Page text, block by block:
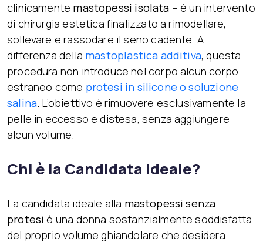
clinicamente mastopessi isolata – è un intervento
di chirurgia estetica finalizzato a rimodellare,
sollevare e rassodare il seno cadente. A
differenza della mastoplastica additiva, questa
procedura non introduce nel corpo alcun corpo
estraneo come protesi in silicone o soluzione
salina. L’obiettivo è rimuovere esclusivamente la
pelle in eccesso e distesa, senza aggiungere
alcun volume.
Chi è la Candidata Ideale?
La candidata ideale alla mastopessi senza
protesi è una donna sostanzialmente soddisfatta
del proprio volume ghiandolare che desidera